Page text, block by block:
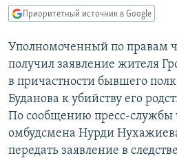
главной
навигации
Вернутся
поиску
IDEL.РЕАЛИИ
КАВКАЗ.РЕАЛИИ
СЕВЕР.РЕАЛИИ
СИБИРЬ.РЕАЛИИ
РАСПИСАНИЕ ВЕЩАНИЯ
ПОДПИШИТЕСЬ НА РАССЫЛКУ
Приоритетный источник в Google
Уполномоченный по правам
получил заявление жителя
в причастности бывшего
Буданова к убийству его
По сообщению пресс-службы
омбудсмена Нурди
передать заявление в